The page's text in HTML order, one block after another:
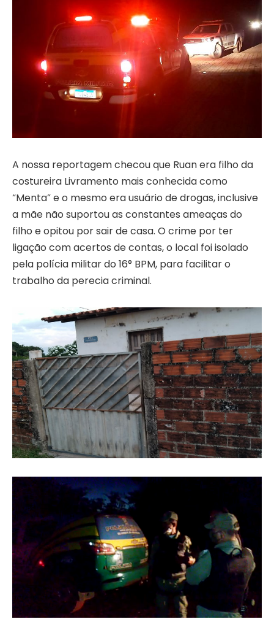
A nossa reportagem checou que Ruan era filho da
costureira Livramento mais conhecida como
“Menta” e o mesmo era usuário de drogas, inclusive
a mãe não suportou as constantes ameaças do
filho e opitou por sair de casa. O crime por ter
ligação com acertos de contas, o local foi isolado
pela polícia militar do 16° BPM, para facilitar o
trabalho da perecia criminal.